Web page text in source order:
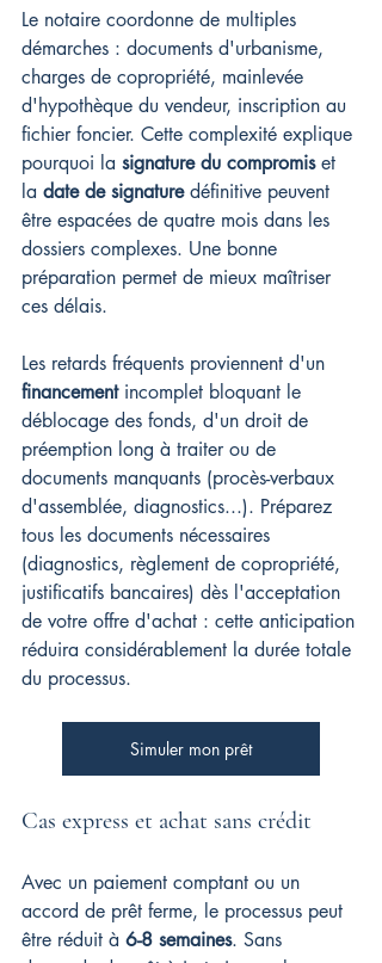
Le notaire coordonne de multiples
démarches : documents d'urbanisme,
charges de copropriété, mainlevée
d'hypothèque du vendeur, inscription au
fichier foncier. Cette complexité explique
pourquoi la signature du compromis et
la date de signature définitive peuvent
être espacées de quatre mois dans les
dossiers complexes. Une bonne
préparation permet de mieux maîtriser
ces délais.
Les retards fréquents proviennent d'un
financement incomplet bloquant le
déblocage des fonds, d'un droit de
préemption long à traiter ou de
documents manquants (procès-verbaux
d'assemblée, diagnostics...). Préparez
tous les documents nécessaires
(diagnostics, règlement de copropriété,
justificatifs bancaires) dès l'acceptation
de votre offre d'achat : cette anticipation
réduira considérablement la durée totale
du processus.
Simuler mon prêt
Cas express et achat sans crédit
Avec un paiement comptant ou un
accord de prêt ferme, le processus peut
être réduit à 6-8 semaines. Sans